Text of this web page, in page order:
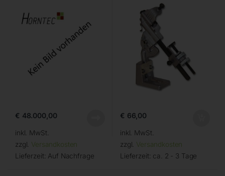
€ 48.000,00
inkl. MwSt.
zzgl. Versandkosten
Lieferzeit: Auf Nachfrage
€ 66,00
inkl. MwSt.
zzgl. Versandkosten
Lieferzeit: ca. 2 - 3 Tage